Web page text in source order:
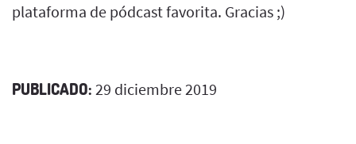
plataforma de pódcast favorita. Gracias ;)
PUBLICADO: 29 diciembre 2019